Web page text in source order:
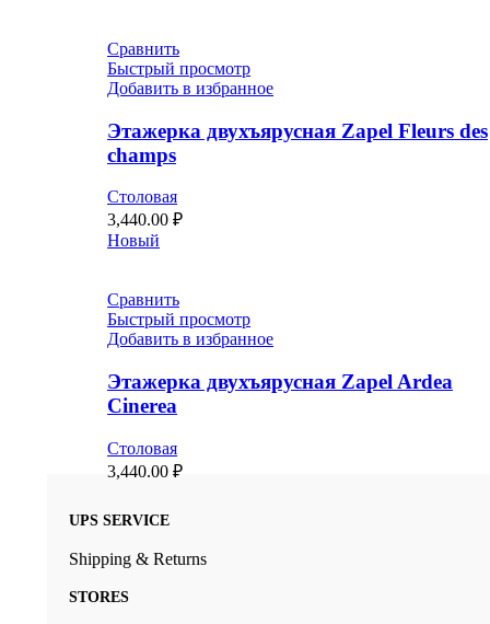
Сравнить
Быстрый просмотр
Добавить в избранное
Этажерка двухъярусная Zapel Fleurs des
champs
Столовая
3,440.00 ₽
Новый
Сравнить
Быстрый просмотр
Добавить в избранное
Этажерка двухъярусная Zapel Ardea
Cinerea
Столовая
3,440.00 ₽
UPS SERVICE
Shipping & Returns
STORES